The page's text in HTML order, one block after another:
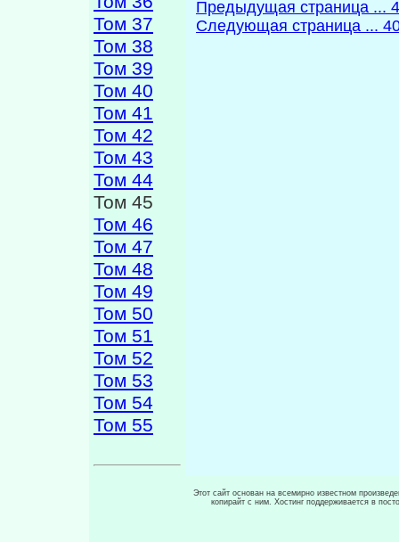
Том 37
Том 38
Том 39
Том 40
Том 41
Том 42
Том 43
Том 44
Том 45
Том 46
Том 47
Том 48
Том 49
Том 50
Том 51
Том 52
Том 53
Том 54
Том 55
Предыдущая страница ...
Следующая страница ...
Этот сайт основан на всемирно известном
копирайт с ним. Хостинг поддерживается в